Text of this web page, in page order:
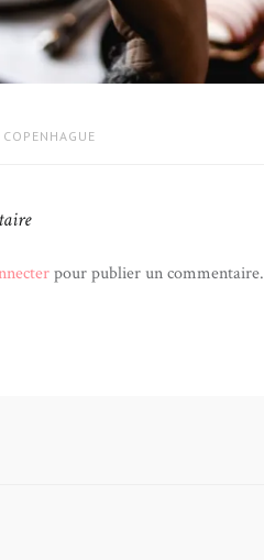
pour publier un commentaire.